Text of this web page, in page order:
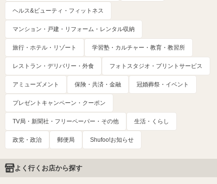
ヘルス&ビューティ・フィットネス
マンション・戸建・リフォーム・レンタル収納
旅行・ホテル・リゾート 学習塾・カルチャー・教育・教習所
レストラン・デリバリー・外食 フォトスタジオ・プリントサービス
アミューズメント 保険・共済・金融 冠婚葬祭・イベント
プレゼントキャンペーン・クーポン
TV局・新聞社・フリーペーパー・その他 生活・くらし
政党・政治 郵便局 Shufoo!お知らせ
よく行くお店から探す